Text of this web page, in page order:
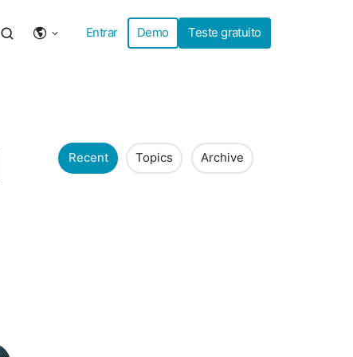
Entrar Demo Teste gratuito
Recent Topics Archive